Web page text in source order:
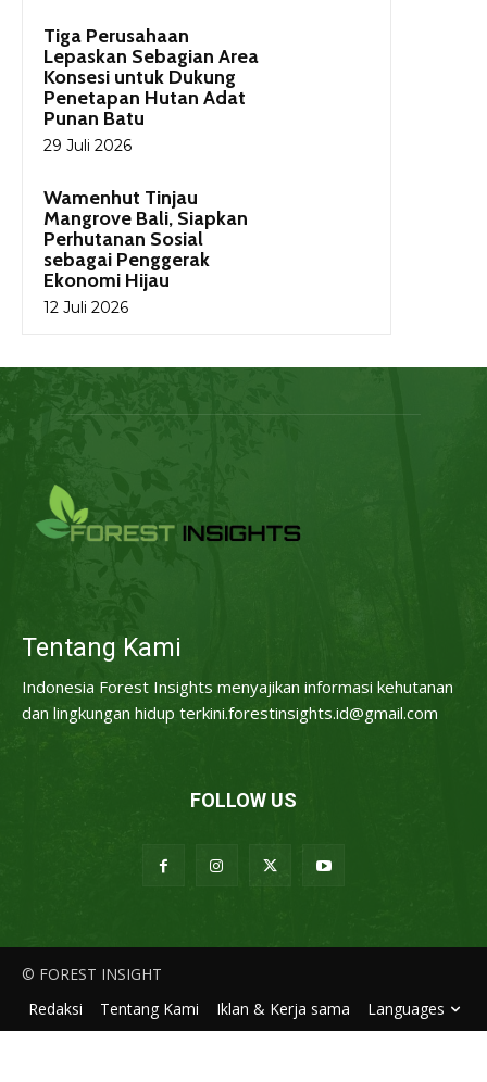
Tiga Perusahaan
Lepaskan Sebagian Area
Konsesi untuk Dukung
Penetapan Hutan Adat
Punan Batu
29 Juli 2026
Wamenhut Tinjau
Mangrove Bali, Siapkan
Perhutanan Sosial
sebagai Penggerak
Ekonomi Hijau
12 Juli 2026
Tentang Kami
Indonesia Forest Insights menyajikan informasi kehutanan
dan lingkungan hidup terkini.forestinsights.id@gmail.com
FOLLOW US
© FOREST INSIGHT
Redaksi
Tentang Kami Iklan & Kerja sama Languages